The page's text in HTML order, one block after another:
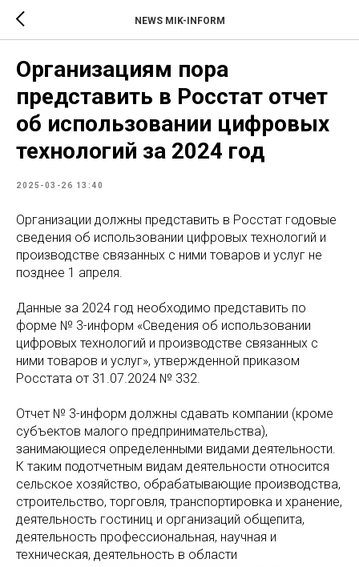
NEWS MIK-INFORM
Организациям пора
представить в Росстат отчет
об использовании цифровых
технологий за 2024 год
2025-03-26 13:40
Организации должны представить в Росстат годовые
сведения об использовании цифровых технологий и
производстве связанных с ними товаров и услуг не
позднее 1 апреля.
Данные за 2024 год необходимо представить по
форме № 3-информ «Сведения об использовании
цифровых технологий и производстве связанных с
ними товаров и услуг», утвержденной приказом
Росстата от 31.07.2024 № 332.
Отчет № 3-информ должны сдавать компании (кроме
субъектов малого предпринимательства),
занимающиеся определенными видами деятельности.
К таким подотчетным видам деятельности относится
сельское хозяйство, обрабатывающие производства,
строительство, торговля, транспортировка и хранение,
деятельность гостиниц и организаций общепита,
деятельность профессиональная, научная и
техническая, деятельность в области